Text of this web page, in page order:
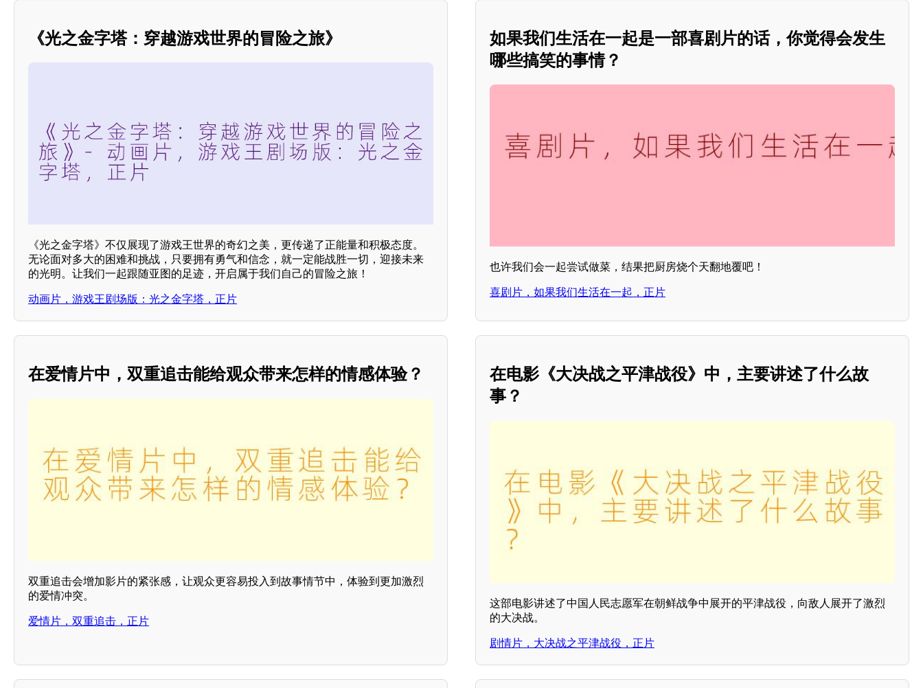
《光之金字塔：穿越游戏世界的冒险之旅》
《光之金字塔》不仅展现了游戏王世界的奇幻之美，更传递了正能量和积极态度。
无论面对多大的困难和挑战，只要拥有勇气和信念，就一定能战胜一切，迎接未来
的光明。让我们一起跟随亚图的足迹，开启属于我们自己的冒险之旅！
动画片，游戏王剧场版：光之金字塔，正片
如果我们生活在一起是一部喜剧片的话，你觉得会发生
哪些搞笑的事情？
也许我们会一起尝试做菜，结果把厨房烧个天翻地覆吧！
喜剧片，如果我们生活在一起，正片
在爱情片中，双重追击能给观众带来怎样的情感体验？
双重追击会增加影片的紧张感，让观众更容易投入到故事情节中，体验到更加激烈
的爱情冲突。
爱情片，双重追击，正片
在电影《大决战之平津战役》中，主要讲述了什么故
事？
这部电影讲述了中国人民志愿军在朝鲜战争中展开的平津战役，向敌人展开了激烈
的大决战。
剧情片，大决战之平津战役，正片